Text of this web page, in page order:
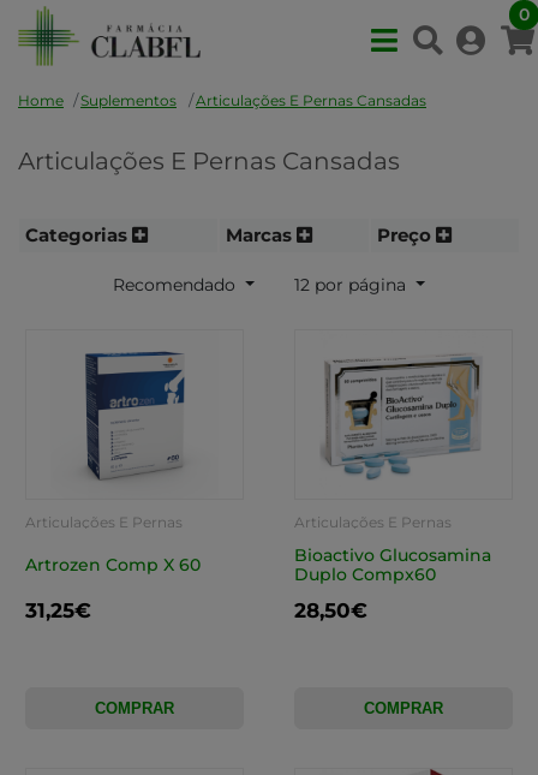
0
Home Suplementos Articulações E Pernas Cansadas
Articulações E Pernas Cansadas
Categorias Marcas Preço
Recomendado 12 por página
Articulações E Pernas
Artrozen Comp X 60
31,25€
COMPRAR
Articulações E Pernas
Cansadas
Bioactivo Glucosamina
Duplo Compx60
28,50€
COMPRAR